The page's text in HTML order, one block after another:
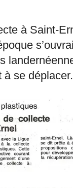
à Saint-
à se